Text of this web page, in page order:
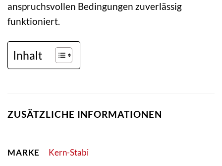
anspruchsvollen Bedingungen zuverlässig
funktioniert.
Inhalt
ZUSÄTZLICHE INFORMATIONEN
MARKE Kern-Stabi